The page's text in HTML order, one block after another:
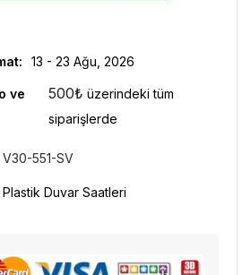
13 - 23 Ağu, 2026
ve
500₺ üzerindeki tüm
siparişlerde
V30-551-SV
Plastik Duvar Saatleri